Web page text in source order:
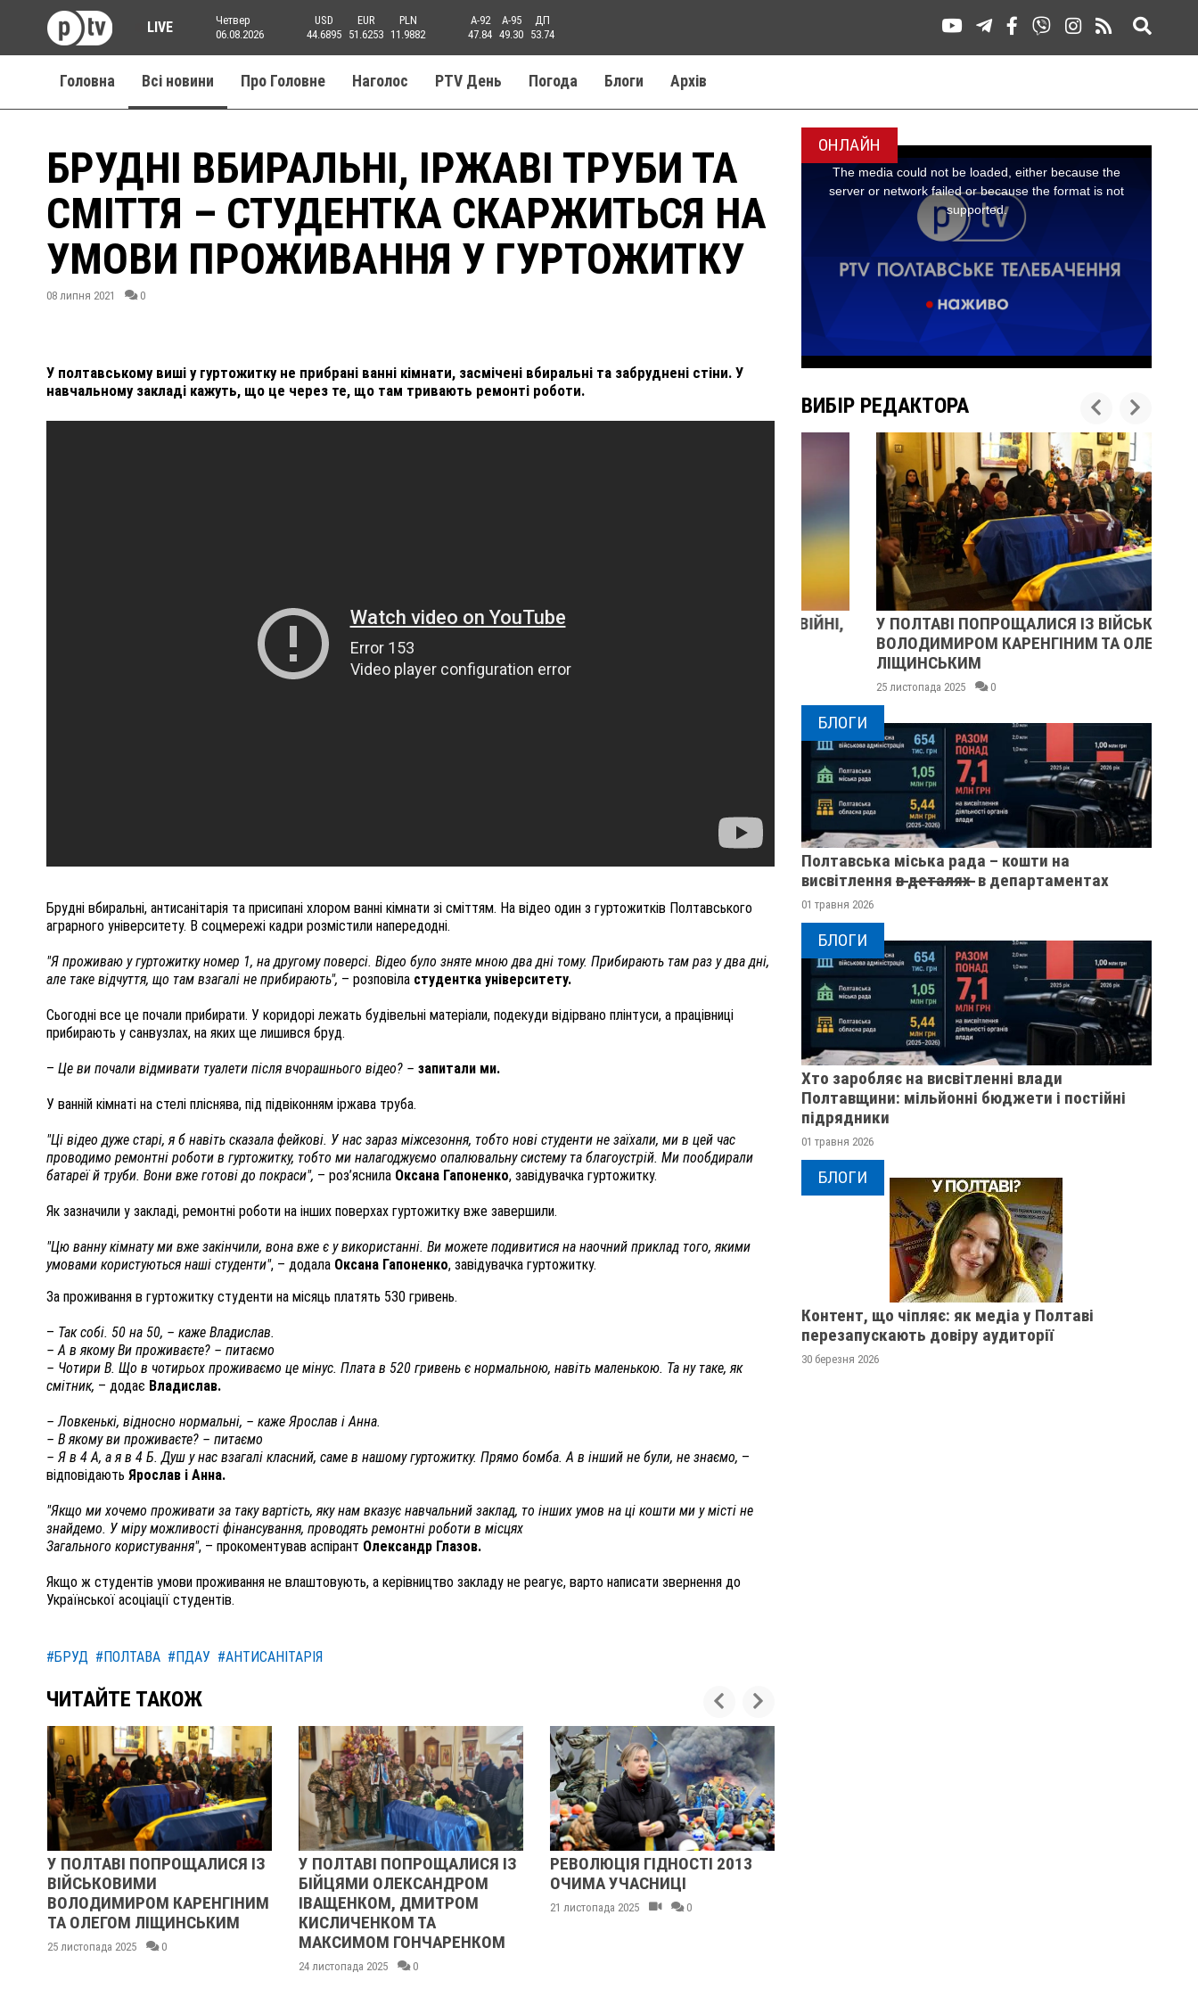
LIVE
Четвер
06.08.2026
USD
44.6895
EUR
51.6253
PLN
11.9882
A-92
47.84
A-95
49.30
ДП
53.74
Головна Всі новини Про Головне Наголос PTV День Погода Блоги Aрхів
БРУДНІ ВБИРАЛЬНІ, ІРЖАВІ ТРУБИ ТА
СМІТТЯ – СТУДЕНТКА СКАРЖИТЬСЯ НА
УМОВИ ПРОЖИВАННЯ У ГУРТОЖИТКУ
08 липня 2021 0
У полтавському виші у гуртожитку не прибрані ванні кімнати, засмічені вбиральні та забруднені стіни. У
навчальному закладі кажуть, що це через те, що там тривають ремонті роботи.
Брудні вбиральні, антисанітарія та присипані хлором ванні кімнати зі сміттям. На відео один з гуртожитків Полтавського
аграрного університету. В соцмережі кадри розмістили напередодні.
"Я проживаю у гуртожитку номер 1, на другому поверсі. Відео було зняте мною два дні тому. Прибирають там раз у два дні,
але таке відчуття, що там взагалі не прибирають", – розповіла студентка університету.
Сьогодні все це почали прибирати. У коридорі лежать будівельні матеріали, подекуди відірвано плінтуси, а працівниці
прибирають у санвузлах, на яких ще лишився бруд.
– Це ви почали відмивати туалети після вчорашнього відео? – запитали ми.
У ванній кімнаті на стелі пліснява, під підвіконням іржава труба.
"Ці відео дуже старі, я б навіть сказала фейкові. У нас зараз міжсезоння, тобто нові студенти не заїхали, ми в цей час
проводимо ремонтні роботи в гуртожитку, тобто ми налагоджуємо опалювальну систему та благоустрій. Ми пообдирали
батареї й труби. Вони вже готові до покраси", – роз’яснила Оксана Гапоненко, завідувачка гуртожитку.
Як зазначили у закладі, ремонтні роботи на інших поверхах гуртожитку вже завершили.
"Цю ванну кімнату ми вже закінчили, вона вже є у використанні. Ви можете подивитися на наочний приклад того, якими
умовами користуються наші студенти", – додала Оксана Гапоненко, завідувачка гуртожитку.
За проживання в гуртожитку студенти на місяць платять 530 гривень.
– Так собі. 50 на 50, – каже Владислав.
– А в якому Ви проживаєте? – питаємо
– Чотири В. Що в чотирьох проживаємо це мінус. Плата в 520 гривень є нормальною, навіть маленькою. Та ну таке, як
смітник, – додає Владислав.
– Ловкенькі, відносно нормальні, – каже Ярослав і Анна.
– В якому ви проживаєте? – питаємо
– Я в 4 А, а я в 4 Б. Душ у нас взагалі класний, саме в нашому гуртожитку. Прямо бомба. А в інший не були, не знаємо, –
відповідають Ярослав і Анна.
"Якщо ми хочемо проживати за таку вартість, яку нам вказує навчальний заклад, то інших умов на ці кошти ми у місті не
знайдемо. У міру можливості фінансування, проводять ремонтні роботи в місцях
Загального користування", – прокоментував аспірант Олександр Глазов.
Якщо ж студентів умови проживання не влаштовують, а керівництво закладу не реагує, варто написати звернення до
Української асоціації студентів.
#БРУД #ПОЛТАВА #ПДАУ #АНТИСАНІТАРІЯ
ЧИТАЙТЕ ТАКОЖ
ПОЛТАВІ ПОПРОЩАЛИСЯ ІЗ
КАРЕНГІНИМ
ОЛЕГОМ ЛІЩИНСЬКИМ
листопада 2025 0
У ПОЛТАВІ ПОПРОЩАЛИСЯ ІЗ
БІЙЦЯМИ ОЛЕКСАНДРОМ
ІВАЩЕНКОМ, ДМИТРОМ
КИСЛИЧЕНКОМ ТА
МАКСИМОМ ГОНЧАРЕНКОМ
24 листопада 2025 0
РЕВОЛЮЦІЯ ГІДНОСТІ 2013
ОЧИМА УЧАСНИЦІ
21 листопада 2025 0
ОНЛАЙН
ВИБІР РЕДАКТОРА
ПОЛІЦІЯ ПОЛТАВЩИНИ РОЗШУКУЄ 62-РІЧНУ
ВНАСЛІДОК ПОРАНЕНЬ, ОТРИМАНИХ НА ВІЙНІ,
25 листопада 2025 0
У ПОЛТАВІ ПОПРОЩАЛИСЯ ІЗ ВІЙСЬКОВИМИ
ВОЛОДИМИРОМ КАРЕНГІНИМ ТА ОЛЕГОМ
ЛІЩИНСЬКИМ
25 листопада 2025 0
БЛОГИ
Полтавська міська рада – кошти на
висвітлення в̶ ̶д̶е̶т̶а̶л̶я̶х̶ ̶ в департаментах
01 травня 2026
БЛОГИ
Хто заробляє на висвітленні влади
Полтавщини: мільйонні бюджети і постійні
підрядники
01 травня 2026
БЛОГИ
Контент, що чіпляє: як медіа у Полтаві
перезапускають довіру аудиторії
30 березня 2026